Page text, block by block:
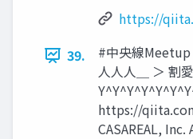
https://
39.
#中央線
⼈⼈⼈＿ ＞ 割
https://
CASAREAL,